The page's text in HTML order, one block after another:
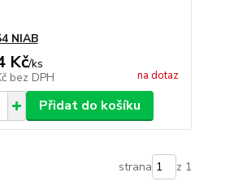
NIAB
Kč/ks
bez DPH na dotaz
Přidat do košíku
strana z 1